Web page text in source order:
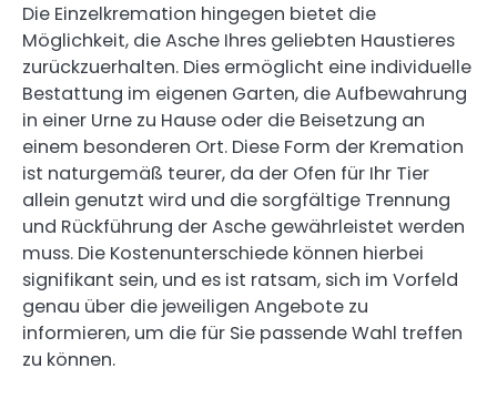
Die Einzelkremation hingegen bietet die
Möglichkeit, die Asche Ihres geliebten Haustieres
zurückzuerhalten. Dies ermöglicht eine individuelle
Bestattung im eigenen Garten, die Aufbewahrung
in einer Urne zu Hause oder die Beisetzung an
einem besonderen Ort. Diese Form der Kremation
ist naturgemäß teurer, da der Ofen für Ihr Tier
allein genutzt wird und die sorgfältige Trennung
und Rückführung der Asche gewährleistet werden
muss. Die Kostenunterschiede können hierbei
signifikant sein, und es ist ratsam, sich im Vorfeld
genau über die jeweiligen Angebote zu
informieren, um die für Sie passende Wahl treffen
zu können.